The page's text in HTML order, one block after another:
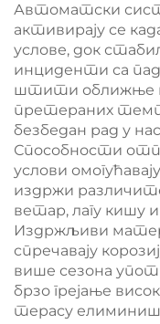
Автоматски
активирају се
услове, док
инциденти са
штити оближње
претераних
безбедан рад у
Способности
услови
издржи
ветар, лагу кишу
Издржљиви
спречавају
више сезона
брзо грејање
терасу